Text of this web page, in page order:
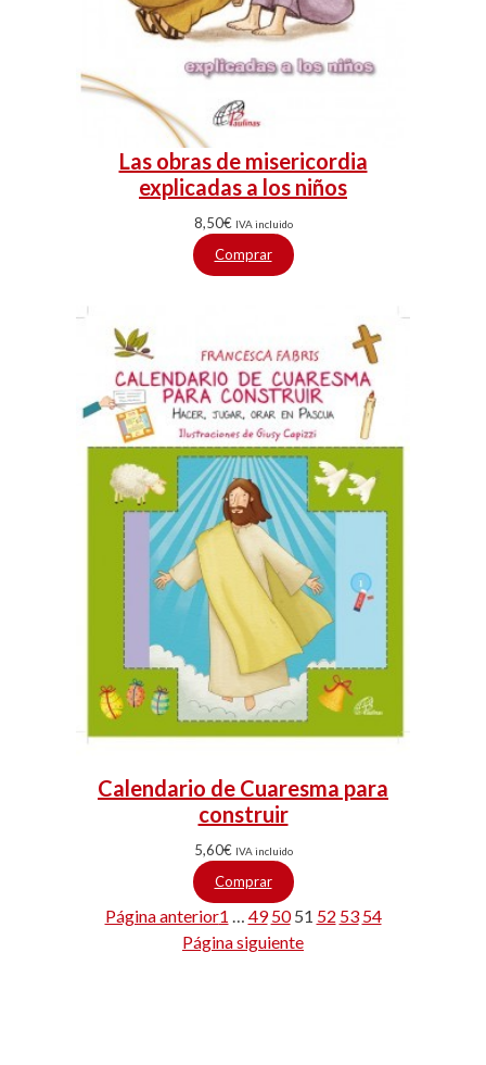
Las obras de misericordia
explicadas a los niños
8,50€ IVA incluido
Comprar
Calendario de Cuaresma para
construir
5,60€ IVA incluido
Comprar
Página anterior1 … 49 50 51 52 53 54
Página siguiente